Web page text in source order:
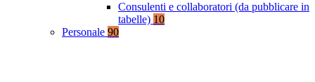
Consulenti e collaboratori (da pubblicare in
tabelle) 10
Personale 90